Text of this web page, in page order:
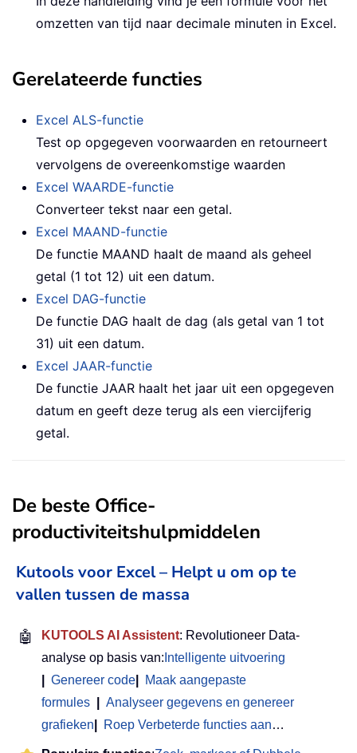
omzetten van tijd naar decimale minuten in Excel.
Gerelateerde functies
Excel ALS-functie
Test op opgegeven voorwaarden en retourneert
vervolgens de overeenkomstige waarden
Excel WAARDE-functie
Converteer tekst naar een getal.
Excel MAAND-functie
De functie MAAND haalt de maand als geheel
getal (1 tot 12) uit een datum.
Excel DAG-functie
De functie DAG haalt de dag (als getal van 1 tot
31) uit een datum.
Excel JAAR-functie
De functie JAAR haalt het jaar uit een opgegeven
datum en geeft deze terug als een viercijferig
getal.
De beste Office-
productiviteitshulpmiddelen
Kutools voor Excel – Helpt u om op te
vallen tussen de massa
🤖 KUTOOLS AI Assistent: Revolutioneer Data-
analyse op basis van: Intelligente uitvoering
Genereer code
Maak aangepaste
formules
Analyseer gegevens en genereer
grafieken
Roep Verbeterde functies aan…